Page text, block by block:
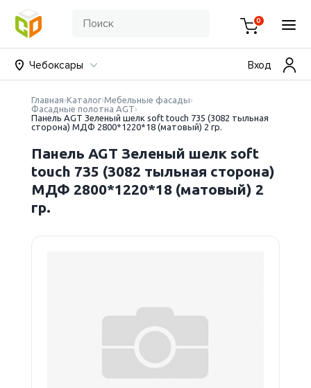
0
Чебоксары Вход
Главная Каталог Мебельные фасады
Фасадные полотна AGT
Панель AGT Зеленый шелк soft touch 735 (3082 тыльная
сторона) МДФ 2800*1220*18 (матовый) 2 гр.
Панель AGT Зеленый шелк soft
touch 735 (3082 тыльная сторона)
МДФ 2800*1220*18 (матовый) 2
гр.